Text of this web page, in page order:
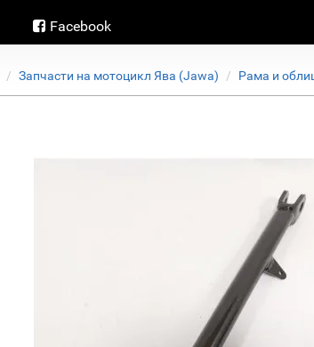
Facebook
Запчасти на мотоцикл Ява (Jawa) Рама и